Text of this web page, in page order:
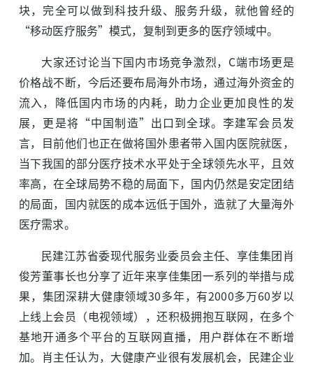
块，完全可以做到科技升级、服务升级，就他曾经的
“移动医疗服务”模式，复制到更多的医疗领域中。
大家还讨论当下国内市场竞争激烈，C端市场更是
价格战不断，今后还要布局海外市场，通过海外资金的
流入，降低国内市场的内耗，助力企业更加良性的发
展，更是将“中国制造”出口到全球。李建军会员发
言，目前他们也正在做将国外患者带入国内医院就医，
当下我国的部分医疗技术水平处于全球领先水平，且效
率高，在全球局势不稳的局面下，国内仍然是安定团结
的局面，国内就医的成本远低于国外，造就了大量海外
医疗需求。
民建江苏省委现代服务业委员会主任、享佳集团肖
俊芳董事长也分享了近年来享佳集团一系列的举措与成
果，集团深耕大健康领域30多年，有2000多万60岁以
上线上会员（电视领域），还积极拥抱互联网，在多个
基地开通多个平台的互联网直播，用户群体在不断增
加。肖主任认为，大健康产业很有发展机会，民建企业